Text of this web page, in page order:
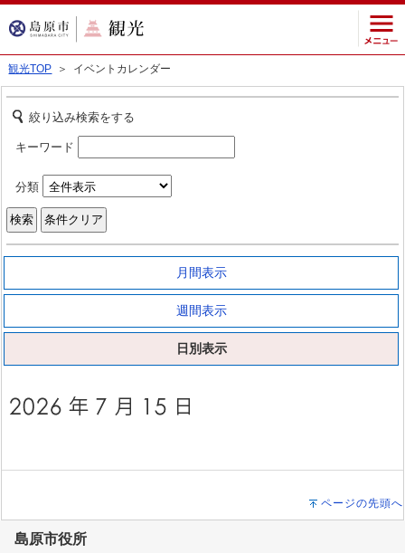
観光TOP ＞ イベントカレンダー
絞り込み検索をする
キーワード
分類
月間表示
週間表示
日別表示
ページの先頭へ
島原市役所